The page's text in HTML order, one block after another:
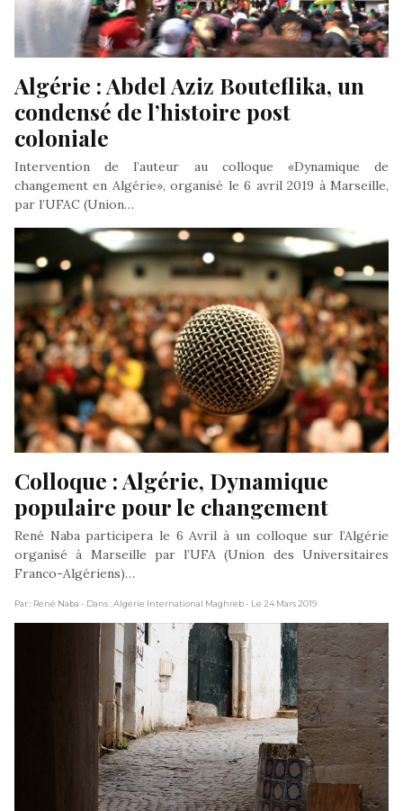
Algérie : Abdel Aziz Bouteflika, un
condensé de l’histoire post
coloniale
Intervention de l’auteur au colloque «Dynamique de
changement en Algérie», organisé le 6 avril 2019 à Marseille,
par l’UFAC (Union…
Par : René Naba- Dans : Actualités Algérie International Maghreb- Le 28 Mars 2019
Colloque : Algérie, Dynamique
populaire pour le changement
René Naba participera le 6 Avril à un colloque sur l’Algérie
organisé à Marseille par l’UFA (Union des Universitaires
Franco-Algériens)…
Par : René Naba - Dans : Algérie International Maghreb- Le 24 Mars 2019